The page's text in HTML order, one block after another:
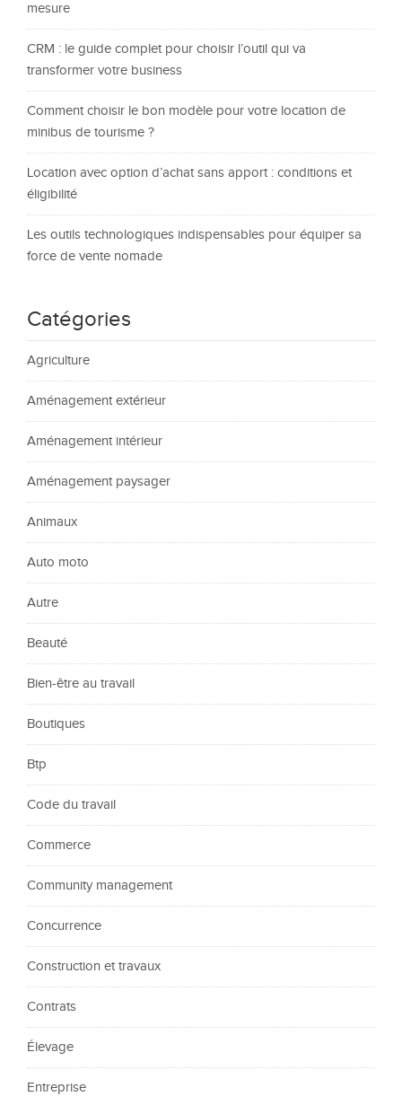
mesure
CRM : le guide complet pour choisir l’outil qui va
transformer votre business
Comment choisir le bon modèle pour votre location de
minibus de tourisme ?
Location avec option d’achat sans apport : conditions et
éligibilité
Les outils technologiques indispensables pour équiper sa
force de vente nomade
Catégories
Agriculture
Aménagement extérieur
Aménagement intérieur
Aménagement paysager
Animaux
Auto moto
Autre
Beauté
Bien-être au travail
Boutiques
Btp
Code du travail
Commerce
Community management
Concurrence
Construction et travaux
Contrats
Élevage
Entreprise